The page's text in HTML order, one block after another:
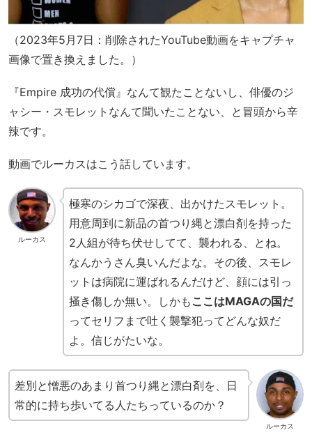
（2023年5月7日：削除されたYouTube動画をキャプチャ
画像で置き換えました。）
『Empire 成功の代償』なんて観たことないし、俳優のジ
ャシー・スモレットなんて聞いたことない、と冒頭から辛
辣です。
動画でルーカスはこう話しています。
ルーカス
極寒のシカゴで深夜、出かけたスモレット。
用意周到に新品の首つり縄と漂白剤を持った
2人組が待ち伏せしてて、襲われる、とね。
なんかうさん臭いんだよな。その後、スモレ
ットは病院に運ばれるんだけど、顔には引っ
掻き傷しか無い。しかも ここはMAGAの国だ
ってセリフまで吐く襲撃犯ってどんな奴だ
よ。信じがたいな。
ルーカス
差別と憎悪のあまり首つり縄と漂白剤を、日
常的に持ち歩いてる人たちっているのか？